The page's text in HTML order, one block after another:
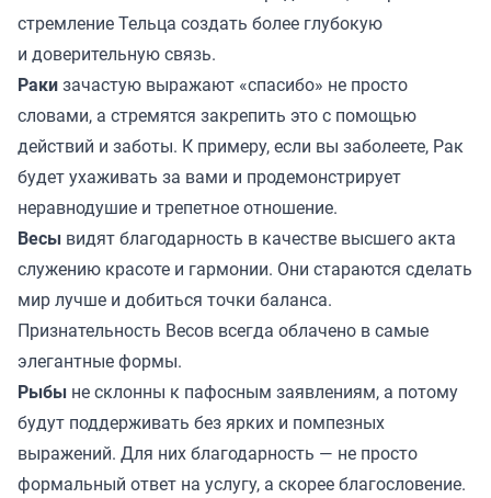
стремление Тельца создать более глубокую
и доверительную связь.
Ракизачастую выражают «спасибо» не просто
словами, а стремятся закрепить это с помощью
действий и заботы. К примеру, если вы заболеете, Рак
будет ухаживать за вами и продемонстрирует
неравнодушие и трепетное отношение.
Весы видят благодарность в качестве высшего акта
служению красоте и гармонии. Они стараются сделать
мир лучше и добиться точки баланса.
Признательность Весов всегда облачено в самые
элегантные формы.
Рыбы не склонны к пафосным заявлениям, а потому
будут поддерживать без ярких и помпезных
выражений. Для них благодарность — не просто
формальный ответ на услугу, а скорее благословение.